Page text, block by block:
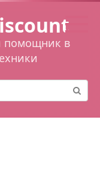
помощник в